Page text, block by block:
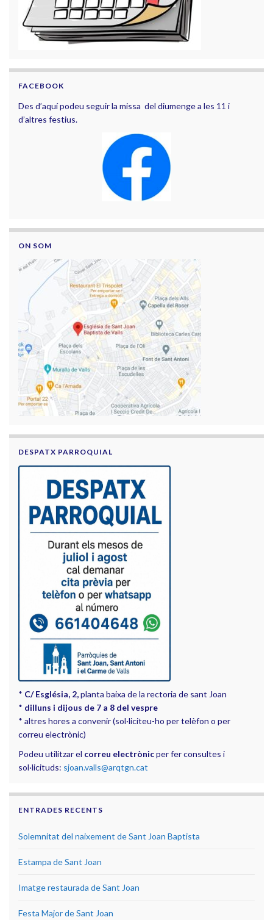
FACEBOOK
Des d’aquí podeu seguir la missa del diumenge a les 11 i
d’altres festius.
ON SOM
DESPATX PARROQUIAL
* C/ Església, 2,planta baixa de la rectoria de sant Joan
* dilluns i dijous de 7 a 8 del vespre
* altres hores a convenir (sol·liciteu-ho per telèfon o per
correu electrònic)
Podeu utilitzar el correu electrònicper fer consultes i
sol·licituds: sjoan.valls@arqtgn.cat
ENTRADES RECENTS
Solemnitat del naixement de Sant Joan Baptista
Estampa de Sant Joan
Imatge restaurada de Sant Joan
Festa Major de Sant Joan